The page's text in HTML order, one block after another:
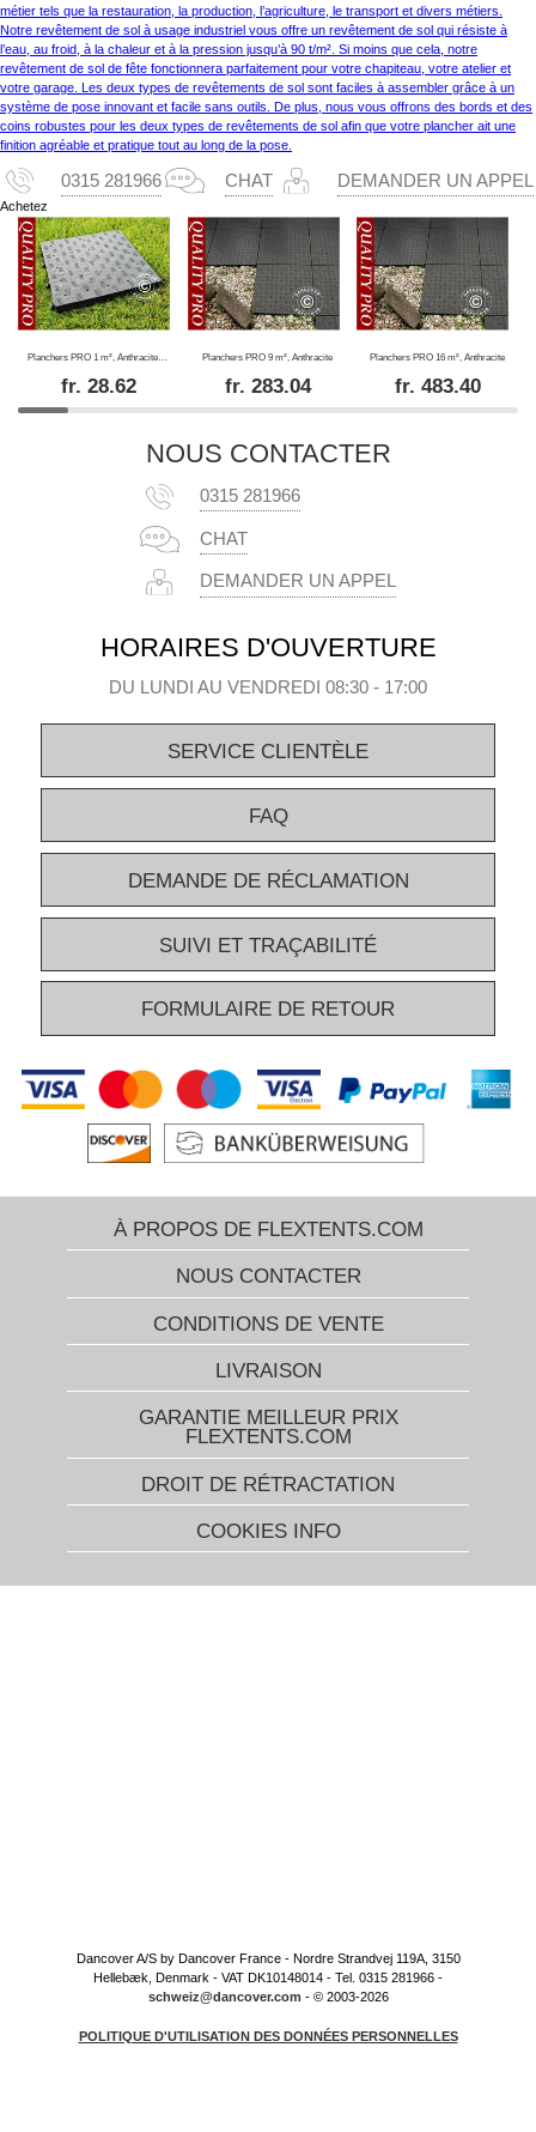
métier tels que la restauration, la production, l’agriculture, le transport et divers métiers.
Notre revêtement de sol à usage industriel vous offre un revêtement de sol qui résiste à
l’eau, au froid, à la chaleur et à la pression jusqu’à 90 t/m². Si moins que cela, notre
revêtement de sol de fête fonctionnera parfaitement pour votre chapiteau, votre atelier et
votre garage. Les deux types de revêtements de sol sont faciles à assembler grâce à un
système de pose innovant et facile sans outils. De plus, nous vous offrons des bords et des
coins robustes pour les deux types de revêtements de sol afin que votre plancher ait une
finition agréable et pratique tout au long de la pose.
0315 281966 CHAT DEMANDER UN APPEL
Achetez
Planchers PRO 1 m², Anthracite (4 pc.)
fr. 28.62
Planchers PRO 9 m², Anthracite
fr. 283.04
Planchers PRO 16 m², Anthracite
fr. 483.40
NOUS CONTACTER
0315 281966
CHAT
DEMANDER UN APPEL
HORAIRES D'OUVERTURE
DU LUNDI AU VENDREDI 08:30 - 17:00
SERVICE CLIENTÈLE
FAQ
DEMANDE DE RÉCLAMATION
SUIVI ET TRAÇABILITÉ
FORMULAIRE DE RETOUR
À PROPOS DE FLEXTENTS.COM
NOUS CONTACTER
CONDITIONS DE VENTE
LIVRAISON
GARANTIE MEILLEUR PRIX
FLEXTENTS.COM
DROIT DE RÉTRACTATION
COOKIES INFO
Dancover A/S by Dancover France - Nordre Strandvej 119A, 3150
Hellebæk, Denmark - VAT DK10148014 - Tel. 0315 281966 -
schweiz@dancover.com - © 2003-2026
POLITIQUE D'UTILISATION DES DONNÉES PERSONNELLES